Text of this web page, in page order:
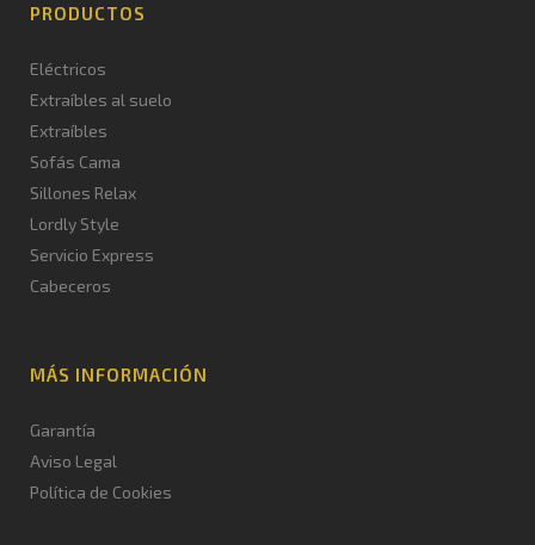
PRODUCTOS
Eléctricos
Extraíbles al suelo
Extraíbles
Sofás Cama
Sillones Relax
Lordly Style
Servicio Express
Cabeceros
MÁS INFORMACIÓN
Garantía
Aviso Legal
Política de Cookies